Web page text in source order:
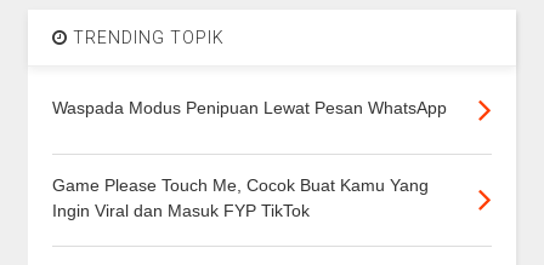
TRENDING TOPIK
Waspada Modus Penipuan Lewat Pesan WhatsApp
Game Please Touch Me, Cocok Buat Kamu Yang
Ingin Viral dan Masuk FYP TikTok